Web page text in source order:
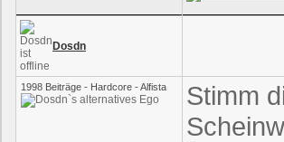
Dosdn
1998 Beiträge - Hardcore - Alfista
Stimm